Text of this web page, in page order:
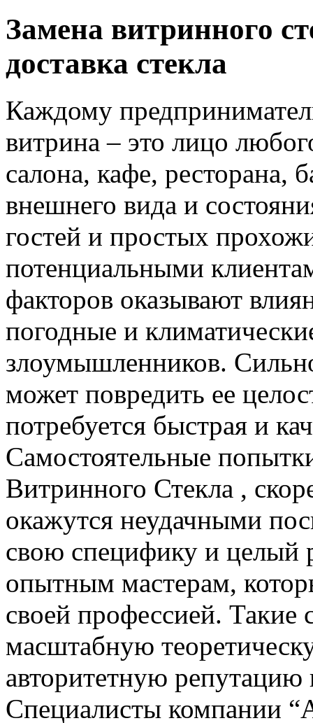
Замена витринного
доставка стекла
Каждому
витрина – это лицо
салона, кафе, ресторана,
внешнего вида и
гостей и простых
потенциальными
факторов оказывают
погодные и
злоумышленников.
может повредить ее
потребуется быстрая и
Самостоятельные
Витринного Стекла ,
окажутся неудачными
свою специфику и целый
опытным мастерам,
своей профессией. Такие
масштабную
авторитетную репутацию
Специалисты компании